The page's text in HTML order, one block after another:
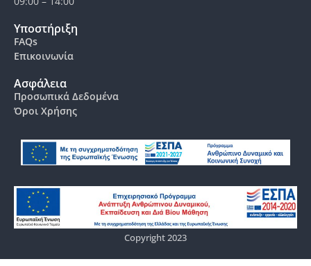
Υποστήριξη
FAQs
Επικοινωνία
Ασφάλεια
Προσωπικά Δεδομένα
Όροι Χρήσης
Copyright 2023